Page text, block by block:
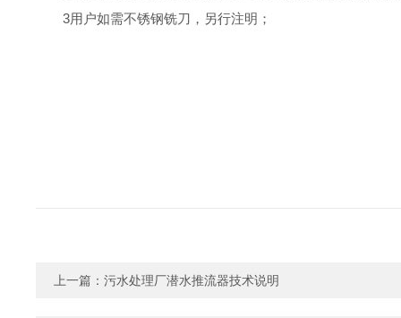
3用户如需不锈钢铣刀，另行注明；
上一篇： 污水处理厂潜水推流器技术说明